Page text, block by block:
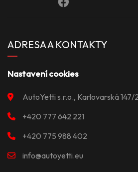
ADRESA A KONTAKTY
Nastavení cookies
AutoYetti s.r.o., Karlovarská
+420 777 642 221
+420 775 988 402
info@autoyetti.eu